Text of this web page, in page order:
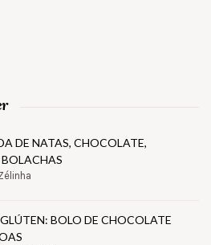
DE NATAS, CHOCOLATE,
BOLO DE CHOCOLATE